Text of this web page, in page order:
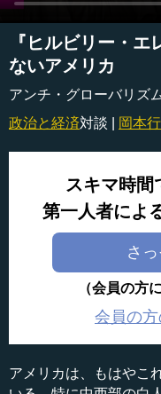
『ヒルビリー・
ないアメリカ
アンチ・グローバリズ
政治と経済対談 | 岡本
スキマ時間
第一人者によ
さ
（会員の方
会員の
アメリカは、もはやこ